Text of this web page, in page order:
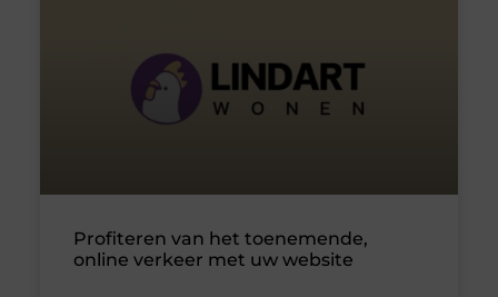
Profiteren van het toenemende,
online verkeer met uw website